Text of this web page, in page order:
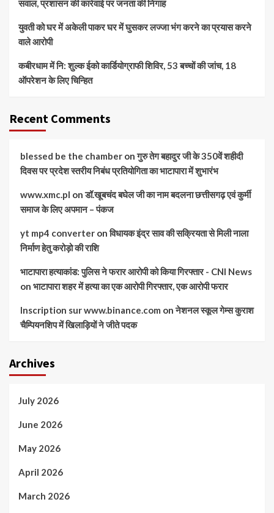
सवाल, प्रशासन की कार्रवाई पर जनता की निगाह
युवती को घर में अकेली पाकर घर में घुसकर लज्जा भंग करने का प्रयास करने
वाले आरोपी
कबीरधाम में नि: शुल्क ईको कार्डियोग्राफी शिविर, 53 बच्चों की जांच, 18
ऑपरेशन के लिए चिन्हित
Recent Comments
blessed be the chamber onगुरु तेग बहादुर जी के 350वें शहीदी
दिवस पर प्रदेश स्तरीय निबंध प्रतियोगिता का भाटापारा में शुभारंभ
www.xmc.pl onडॉ.खूबचंद बघेल जी का नाम बदलना छत्तीसगढ़ एवं कुर्मी
समाज के लिए अपमान – पंकज
yt mp4 converter onविधायक इंद्र साव की सक्रियता से मिली नाला
निर्माण हेतु करोड़ो की राशि
भाटापारा हत्याकांड: पुलिस ने फरार आरोपी को किया गिरफ्तार - CNI News
on भाटापारा शहर में हत्या का एक आरोपी गिरफ्तार, एक आरोपी फरार
Inscription sur www.binance.com onनेशनल स्कूल गेम्स कुराश
चैम्पियनशिप में खिलाड़ियों ने जीते पदक
Archives
July 2026
June 2026
May 2026
April 2026
March 2026